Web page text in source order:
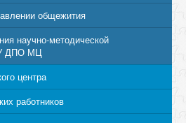
общежития
научно-методической
ДПО МЦ
центра
работников